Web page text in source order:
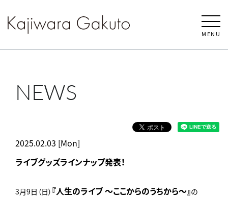
MENU
NEWS
2025.02.03 [Mon]
ライブグッズラインナップ発表！
3月9日（日） 『人生のライブ ～ここからのうちから～』の